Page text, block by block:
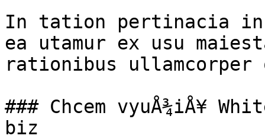
In tation pertinacia in
ea utamur ex usu
rationibus ullamcorper
### Chcem vyuÅ¾iÅ¥
biz